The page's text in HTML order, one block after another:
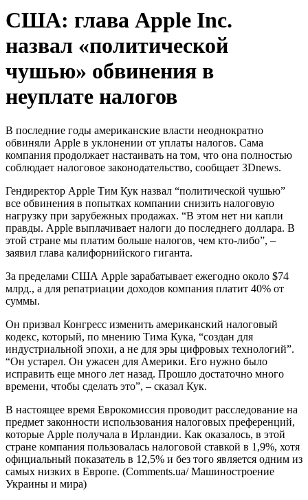
США: глава Apple Inc.
назвал «политической
чушью» обвинения в
неуплате налогов
В последние годы американские власти неоднократно
обвиняли Apple в уклонении от уплаты налогов. Сама
компания продолжает настаивать на том, что она полностью
соблюдает налоговое законодательство, сообщает 3Dnews.
Гендиректор Apple Тим Кук назвал “политической чушью”
все обвинения в попытках компании снизить налоговую
нагрузку при зарубежных продажах. “В этом нет ни капли
правды. Apple выплачивает налоги до последнего доллара. В
этой стране мы платим больше налогов, чем кто-либо”, –
заявил глава калифорнийского гиганта.
За пределами США Apple зарабатывает ежегодно около $74
млрд., а для репатриации доходов компания платит 40% от
суммы.
Он призвал Конгресс изменить американский налоговый
кодекс, который, по мнению Тима Кука, “создан для
индустриальной эпохи, а не для эры цифровых технологий”.
“Он устарел. Он ужасен для Америки. Его нужно было
исправить еще много лет назад. Прошло достаточно много
времени, чтобы сделать это”, – сказал Кук.
В настоящее время Еврокомиссия проводит расследование на
предмет законности использования налоговых преференций,
которые Apple получала в Ирландии. Как оказалось, в этой
стране компания пользовалась налоговой ставкой в 1,9%, хотя
официальный показатель в 12,5% и без того является одним из
самых низких в Европе. (Comments.ua/ Машиностроение
Украины и мира)